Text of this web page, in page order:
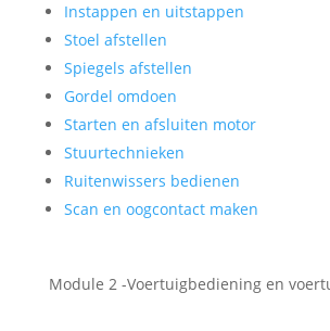
Instappen en uitstappen
Stoel afstellen
Spiegels afstellen
Gordel omdoen
Starten en afsluiten motor
Stuurtechnieken
Ruitenwissers bedienen
Scan en oogcontact maken
Module 2 -Voertuigbediening en